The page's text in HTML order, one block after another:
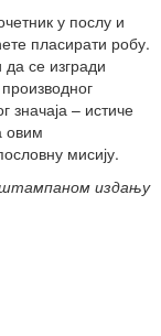
у послу и
пласирати робу.
се изгради
значаја – истиче
овим
мисију.
издању